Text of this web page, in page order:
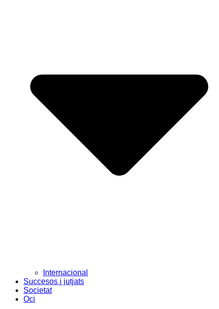
Internacional
Succesos i jutjats
Societat
Oci